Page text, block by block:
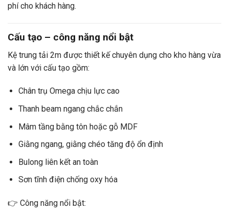
phí cho khách hàng.
Cấu tạo – công năng nổi bật
Kệ trung tải 2m được thiết kế chuyên dụng cho kho hàng vừa
và lớn với cấu tạo gồm:
Chân trụ Omega chịu lực cao
Thanh beam ngang chắc chắn
Mâm tầng bằng tôn hoặc gỗ MDF
Giằng ngang, giằng chéo tăng độ ổn định
Bulong liên kết an toàn
Sơn tĩnh điện chống oxy hóa
👉 Công năng nổi bật: